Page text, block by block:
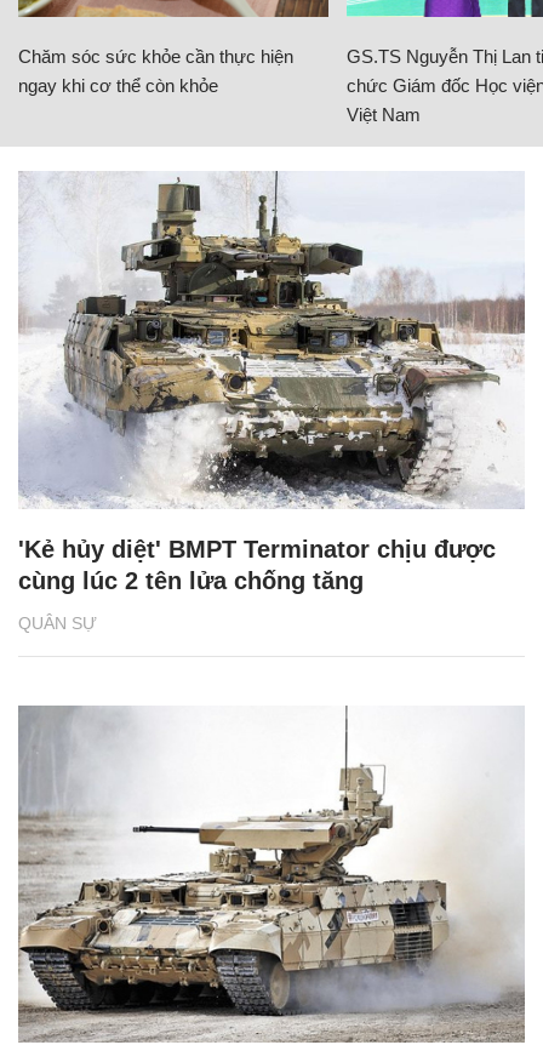
Chăm sóc sức khỏe cần thực hiện
ngay khi cơ thể còn khỏe
GS.TS Nguyễn Thị Lan
chức Giám đốc Học
Việt Nam
QUÂN SỰ
'Kẻ hủy diệt' BMPT Terminator chịu được
cùng lúc 2 tên lửa chống tăng